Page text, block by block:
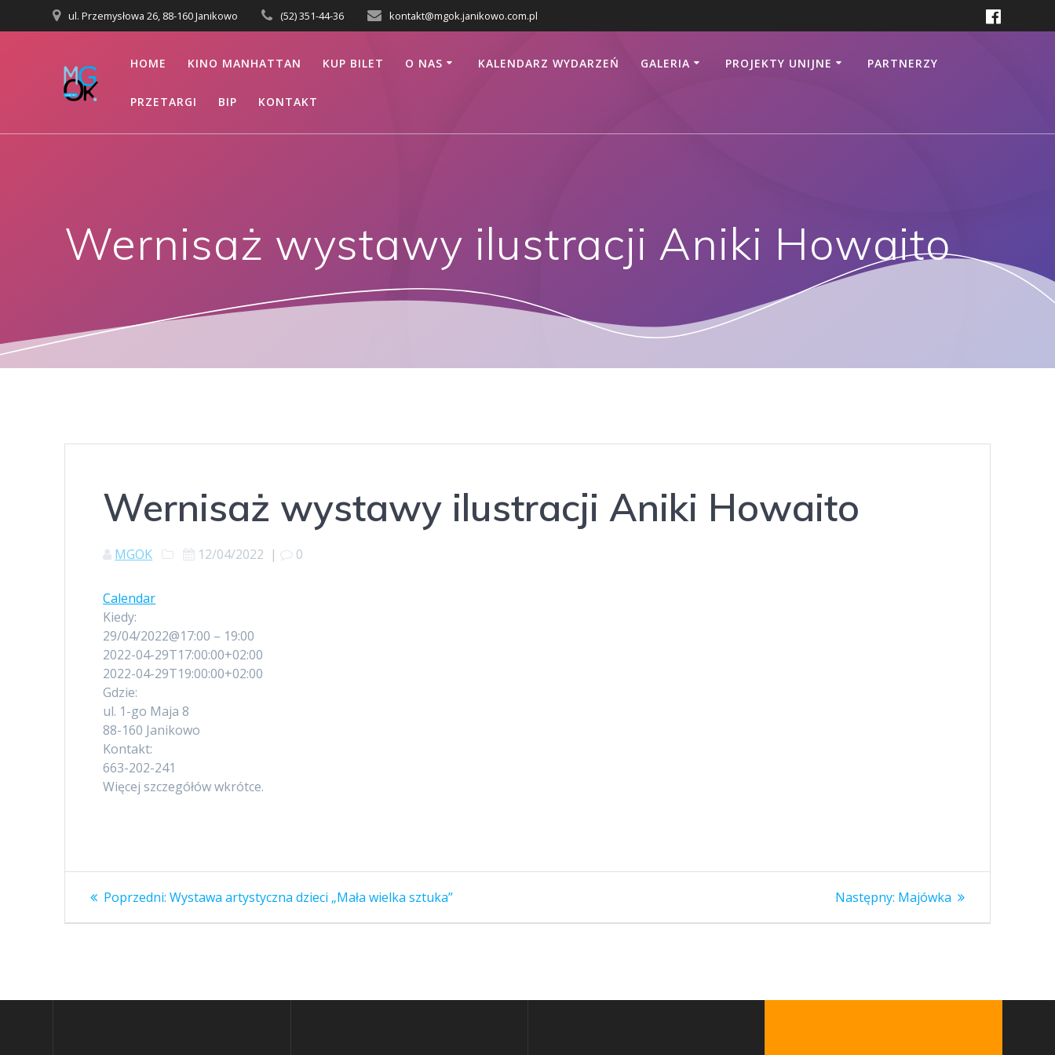
do
ul. Przemysłowa 26, 88-160 Janikowo (52) 351-44-36 kontakt@mgok.janikowo.com.pl
HOME KINO MANHATTAN KUP BILET O NAS KALENDARZ WYDARZEŃ GALERIA PROJEKTY UNIJNE PARTNERZY
PRZETARGI BIP KONTAKT
Wernisaż wystawy ilustracji Aniki Howaito
Wernisaż wystawy ilustracji Aniki Howaito
MGOK 12/04/2022 | 0
Calendar
Kiedy:
29/04/2022@17:00 – 19:00
2022-04-29T17:00:00+02:00
2022-04-29T19:00:00+02:00
Gdzie:
ul. 1-go Maja 8
88-160 Janikowo
Kontakt:
663-202-241
Więcej szczegółów wkrótce.
Nawigacja
wpisu
Poprzedni: Poprzedni
Wystawa artystyczna dzieci „Mała wielka sztuka” Następny: Następny
Majówka